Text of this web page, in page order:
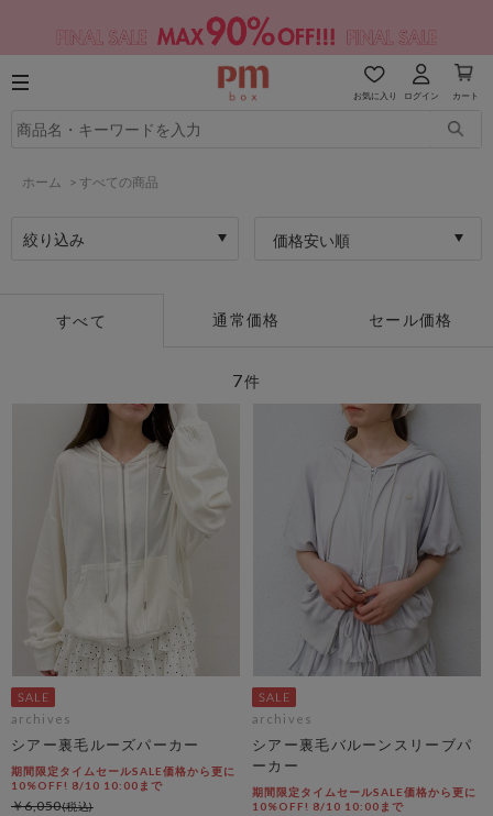
お気に入り ログイン カート
ホーム > すべての商品
絞り込み 価格安い順
すべて 通常価格 セール価格
7件
archives
シアー裏毛ルーズパーカー
期間限定タイムセールSALE価格から更に
10%OFF! 8/10 10:00まで
￥6,050
archives
シアー裏毛バルーンスリーブパ
ーカー
期間限定タイムセールSALE価格から更に
10%OFF! 8/10 10:00まで